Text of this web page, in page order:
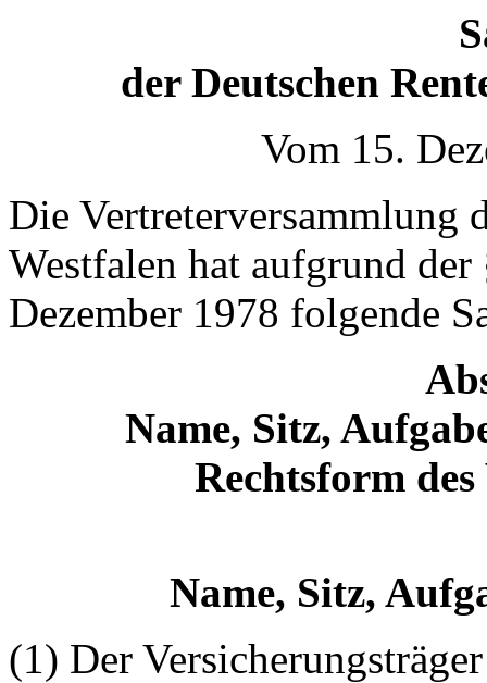
der Deutschen
Vom 15.
Die Vertreterversammlung
Westfalen hat aufgrund
Dezember 1978 folgende
Name, Sitz,
Rechtsform
Name, Sitz,
(1) Der